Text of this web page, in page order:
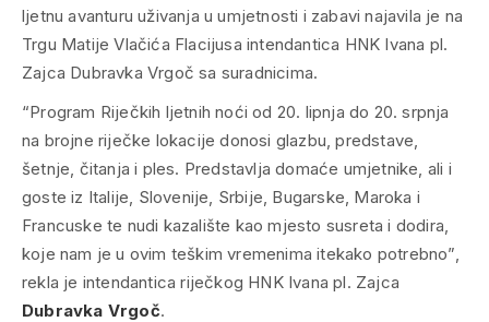
ljetnu avanturu uživanja u umjetnosti i zabavi najavila je na
Trgu Matije Vlačića Flacijusa intendantica HNK Ivana pl.
Zajca Dubravka Vrgoč sa suradnicima.
“Program Riječkih ljetnih noći od 20. lipnja do 20. srpnja
na brojne riječke lokacije donosi glazbu, predstave,
šetnje, čitanja i ples. Predstavlja domaće umjetnike, ali i
goste iz Italije, Slovenije, Srbije, Bugarske, Maroka i
Francuske te nudi kazalište kao mjesto susreta i dodira,
koje nam je u ovim teškim vremenima itekako potrebno”,
rekla je intendantica riječkog HNK Ivana pl. Zajca
Dubravka Vrgoč.